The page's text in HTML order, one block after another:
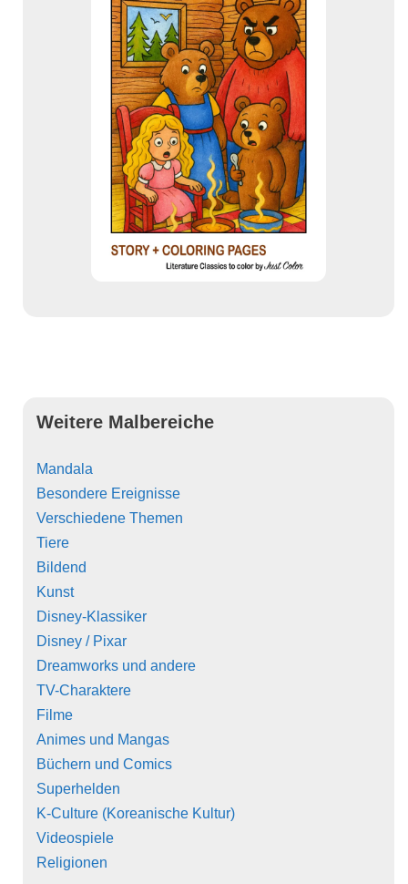
Weitere Malbereiche
Mandala
Besondere Ereignisse
Verschiedene Themen
Tiere
Bildend
Kunst
Disney-Klassiker
Disney / Pixar
Dreamworks und andere
TV-Charaktere
Filme
Animes und Mangas
Büchern und Comics
Superhelden
K-Culture (Koreanische Kultur)
Videospiele
Religionen